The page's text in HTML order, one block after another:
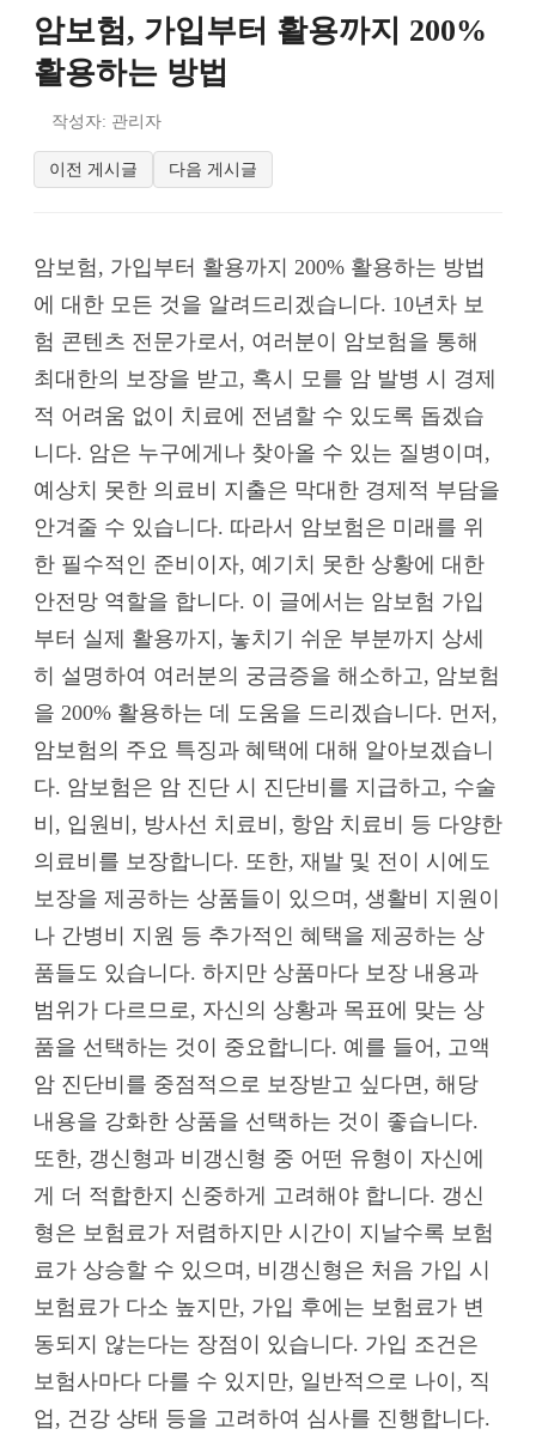
암보험, 가입부터 활용까지 200%
활용하는 방법
작성자: 관리자
이전 게시글 다음 게시글
암보험, 가입부터 활용까지 200% 활용하는 방법
에 대한 모든 것을 알려드리겠습니다. 10년차 보
험 콘텐츠 전문가로서, 여러분이 암보험을 통해
최대한의 보장을 받고, 혹시 모를 암 발병 시 경제
적 어려움 없이 치료에 전념할 수 있도록 돕겠습
니다. 암은 누구에게나 찾아올 수 있는 질병이며,
예상치 못한 의료비 지출은 막대한 경제적 부담을
안겨줄 수 있습니다. 따라서 암보험은 미래를 위
한 필수적인 준비이자, 예기치 못한 상황에 대한
안전망 역할을 합니다. 이 글에서는 암보험 가입
부터 실제 활용까지, 놓치기 쉬운 부분까지 상세
히 설명하여 여러분의 궁금증을 해소하고, 암보험
을 200% 활용하는 데 도움을 드리겠습니다. 먼저,
암보험의 주요 특징과 혜택에 대해 알아보겠습니
다. 암보험은 암 진단 시 진단비를 지급하고, 수술
비, 입원비, 방사선 치료비, 항암 치료비 등 다양한
의료비를 보장합니다. 또한, 재발 및 전이 시에도
보장을 제공하는 상품들이 있으며, 생활비 지원이
나 간병비 지원 등 추가적인 혜택을 제공하는 상
품들도 있습니다. 하지만 상품마다 보장 내용과
범위가 다르므로, 자신의 상황과 목표에 맞는 상
품을 선택하는 것이 중요합니다. 예를 들어, 고액
암 진단비를 중점적으로 보장받고 싶다면, 해당
내용을 강화한 상품을 선택하는 것이 좋습니다.
또한, 갱신형과 비갱신형 중 어떤 유형이 자신에
게 더 적합한지 신중하게 고려해야 합니다. 갱신
형은 보험료가 저렴하지만 시간이 지날수록 보험
료가 상승할 수 있으며, 비갱신형은 처음 가입 시
보험료가 다소 높지만, 가입 후에는 보험료가 변
동되지 않는다는 장점이 있습니다. 가입 조건은
보험사마다 다를 수 있지만, 일반적으로 나이, 직
업, 건강 상태 등을 고려하여 심사를 진행합니다.